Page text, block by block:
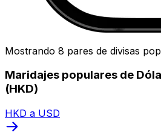
Mostrando 8 pares de divisas
Maridajes populares de
(HKD)
HKD a USD